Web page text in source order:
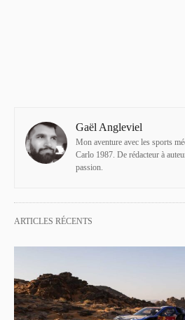
Gaël Angleviel
Mon aventure avec les sports
Carlo 1987. De rédacteur à
passion.
ARTICLES RÉCENTS